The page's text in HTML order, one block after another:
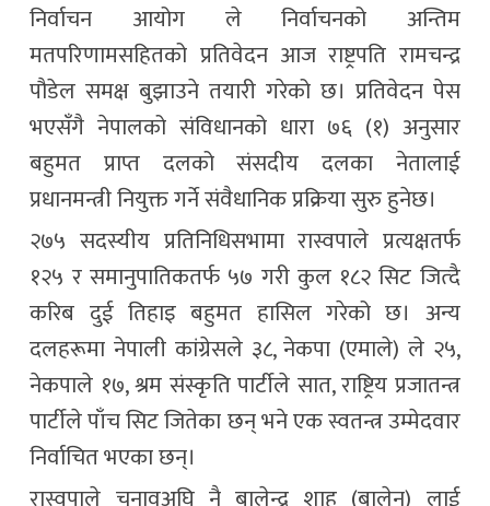
निर्वाचन आयोगले निर्वाचनको अन्तिम
मतपरिणामसहितको प्रतिवेदन आज राष्ट्रपति रामचन्द्र
पौडेल समक्ष बुझाउने तयारी गरेको छ। प्रतिवेदन पेस
भएसँगै नेपालको संविधानको धारा ७६ (१) अनुसार
बहुमत प्राप्त दलको संसदीय दलका नेतालाई
प्रधानमन्त्री नियुक्त गर्ने संवैधानिक प्रक्रिया सुरु हुनेछ।
२७५ सदस्यीय प्रतिनिधिसभामा रास्वपाले प्रत्यक्षतर्फ
१२५ र समानुपातिकतर्फ ५७ गरी कुल १८२ सिट जित्दै
करिब दुई तिहाइ बहुमत हासिल गरेको छ। अन्य
दलहरूमा नेपाली कांग्रेसले ३८, नेकपा (एमाले) ले २५,
नेकपाले १७, श्रम संस्कृति पार्टीले सात, राष्ट्रिय प्रजातन्त्र
पार्टीले पाँच सिट जितेका छन् भने एक स्वतन्त्र उम्मेदवार
निर्वाचित भएका छन्।